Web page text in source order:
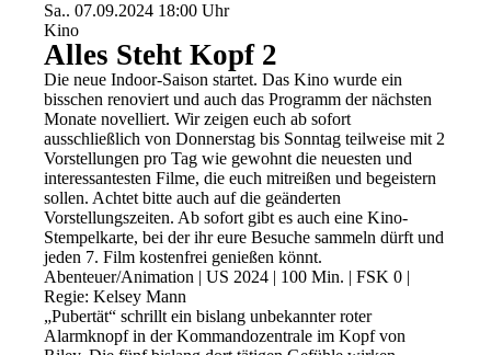
Sa.. 07.09.2024 18:00 Uhr
Kino
Alles Steht Kopf 2
Die neue Indoor-Saison startet. Das Kino wurde ein
bisschen renoviert und auch das Programm der nächsten
Monate novelliert. Wir zeigen euch ab sofort
ausschließlich von Donnerstag bis Sonntag teilweise mit 2
Vorstellungen pro Tag wie gewohnt die neuesten und
interessantesten Filme, die euch mitreißen und begeistern
sollen. Achtet bitte auch auf die geänderten
Vorstellungszeiten. Ab sofort gibt es auch eine Kino-
Stempelkarte, bei der ihr eure Besuche sammeln dürft und
jeden 7. Film kostenfrei genießen könnt.
Abenteuer/Animation | US 2024 | 100 Min. | FSK 0 |
Regie: Kelsey Mann
„Pubertät“ schrillt ein bislang unbekannter roter
Alarmknopf in der Kommandozentrale im Kopf von